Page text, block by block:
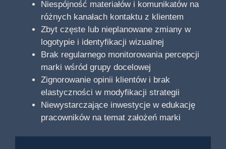
Niespójność materiałów i komunikatów na
różnych kanałach kontaktu z klientem
Zbyt częste lub nieplanowane zmiany w
logotypie i identyfikacji wizualnej
Brak regularnego monitorowania percepcji
marki wśród grupy docelowej
Zignorowanie opinii klientów i brak
elastyczności w modyfikacji strategii
Niewystarczające inwestycje w edukację
pracowników na temat założeń marki